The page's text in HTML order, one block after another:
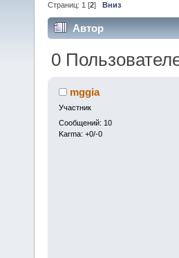
Страниц: 1 [2] Вниз
Автор
Тема:
0
mggia
Участник
Сообщений: 10
Karma: +0/-0